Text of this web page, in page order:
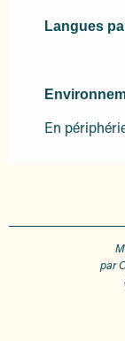
Langues
Langues
En
par